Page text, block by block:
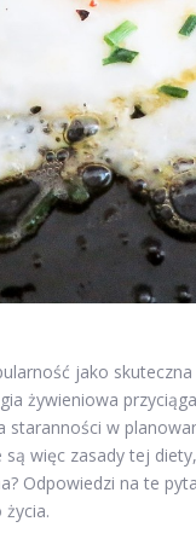
jako
żywieniowa
w
są więc zasady tej
Odpowiedzi na te